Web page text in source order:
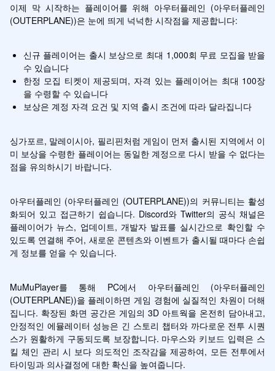
이제 막 시작하는 플레이어를 위해 아우터플레인 (아우터플레인
(OUTERPLANE))은 눈에 띄게 넉넉한 시작점을 제공합니다:
신규 플레이어는 출시 보상으로 최대 1,000회 무료 모집을 받을
수 있습니다
한정 모집 티켓이 제공되며, 자격 있는 플레이어는 최대 100장
을 수령할 수 있습니다
보상은 계정 자격 요건 및 지역 출시 조건에 따라 달라집니다
싱가포르, 말레이시아, 필리핀처럼 게임이 먼저 출시된 지역에서 이
미 보상을 수령한 플레이어는 동일한 계정으로 다시 받을 수 없다는
점을 유의하시기 바랍니다.
아우터플레인 (아우터플레인 (OUTERPLANE))의 커뮤니티는 활성
화되어 있고 접근하기 쉽습니다. Discord와 Twitter의 공식 채널은
플레이어가 뉴스, 업데이트, 개발자 발표를 실시간으로 확인할 수
있도록 연결해 주어, 새로운 콘텐츠와 이벤트가 출시될 때마다 손쉽
게 정보를 얻을 수 있습니다.
MuMuPlayer를 통해 PC에서 아우터플레인 (아우터플레인
(OUTERPLANE))을 플레이하면 게임 경험에 실질적인 차원이 더해
집니다. 확장된 화면 공간은 게임의 3D 아트웍을 온전히 담아내고,
안정적인 에뮬레이터 성능은 긴 스토리 챕터와 까다로운 전투 시퀀
스가 원활하게 구동되도록 보장합니다. 마우스와 키보드 입력은 스
킬 체인 관리 시 보다 의도적인 조작감을 제공하여, 모든 전투에서
타이밍과 의사결정에 대한 확신을 높여줍니다.